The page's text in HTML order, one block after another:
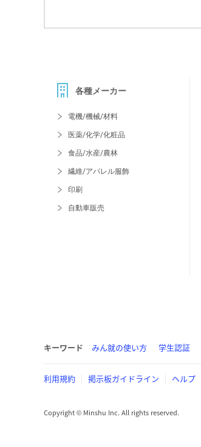
各種メーカー
電機/機械/材料
医薬/化学/化粧品
食品/水産/農林
繊維/アパレル服飾
印刷
自動車販売
キーワード みん就の使い方 学生認証
利用規約 掲示板ガイドライン ヘルプ
Copyright © Minshu Inc. All rights reserved.